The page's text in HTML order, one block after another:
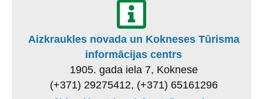
Aizkraukles novada un Kokneses Tūrisma
informācijas centrs
1905. gada iela 7, Koknese
(+371) 29275412, (+371) 65161296